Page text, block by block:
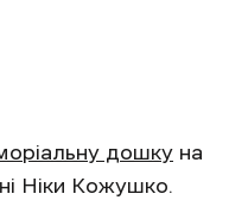
дошку на
Ніки Кожушко.